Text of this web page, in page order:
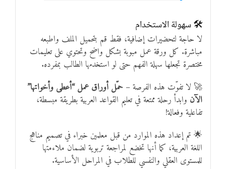
🛠️ سهولة الاستخدام
لا حاجة لتحضيرات إضافية، فقط قم بتحميل الملف واطبعه
مباشرة. كل ورقة عمل مبوبة بشكل واضح وتحتوي على تعليمات
مختصرة تجعلها سهلة الفهم حتى لو استخدمها الطالب بمفرده.
🚀 لا تفوّت هذه الفرصة – حمّل أوراق عمل “أعطى وأخواتها”
الآن وابدأ رحلة ممتعة في تعليم القواعد العربية بطريقة مبسطة،
تفاعلية وفعالة!
🌟 تم إعداد هذه الموارد من قبل معلمين خبراء في تصميم مناهج
اللغة العربية، كما أنها تخضع لمراجعة تربوية لضمان ملاءمتها
للمستوى العقلي والنفسي للطلاب في المراحل الأساسية.